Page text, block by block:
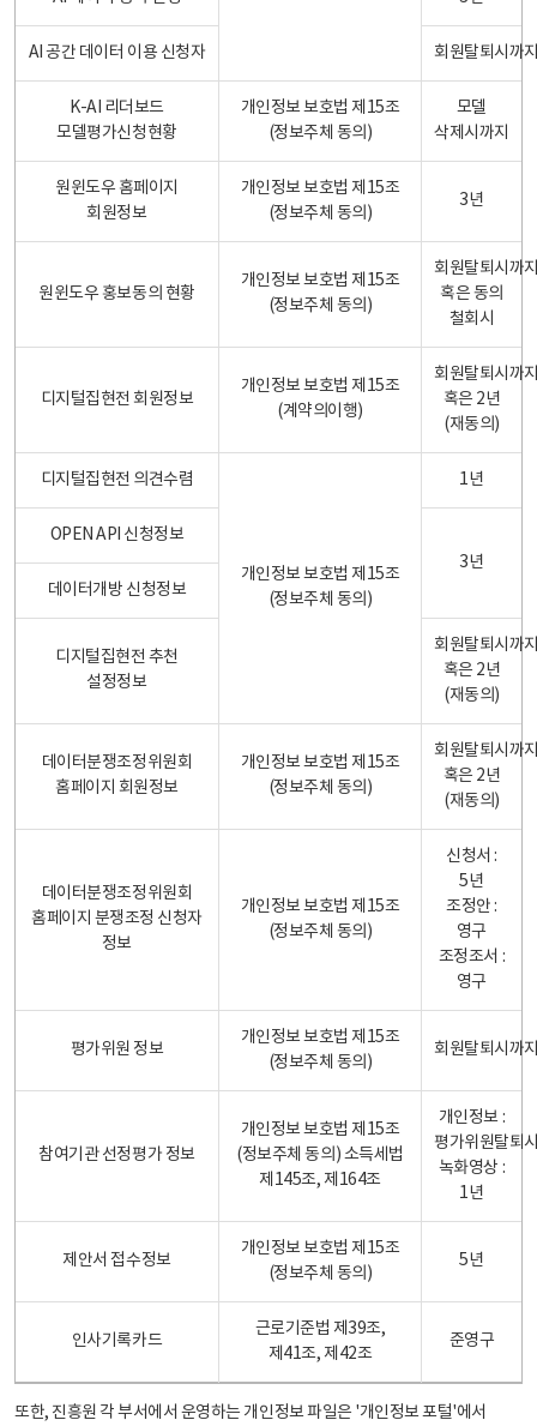
AI 공간 데이터 이용 신청자 회원탈퇴시까
K-AI 리더보드
모델평가신청현황
개인정보 보호법 제15조
(정보주체 동의)
모델
삭제시까지
원윈도우 홈페이지
회원정보
개인정보 보호법 제15조
(정보주체 동의)
3년
원윈도우 홍보동의 현황
개인정보 보호법 제15조
(정보주체 동의)
회원탈퇴시까
혹은 동의
철회시
디지털집현전 회원정보
개인정보 보호법 제15조
(계약의이행)
회원탈퇴시까
혹은 2년
(재동의)
디지털집현전 의견수렴
개인정보 보호법 제15조
(정보주체 동의)
1년
OPEN API 신청정보
3년
데이터개방 신청정보
디지털집현전 추천
설정정보
회원탈퇴시까
혹은 2년
(재동의)
데이터분쟁조정위원회
홈페이지 회원정보
개인정보 보호법 제15조
(정보주체 동의)
회원탈퇴시까
혹은 2년
(재동의)
데이터분쟁조정위원회
홈페이지 분쟁조정 신청자
정보
개인정보 보호법 제15조
(정보주체 동의)
신청서 :
5년
조정안 :
영구
조정조서 :
영구
평가위원 정보
개인정보 보호법 제15조
(정보주체 동의)
회원탈퇴시까
참여기관 선정평가 정보
개인정보 보호법 제15조
(정보주체 동의) 소득세법
제145조, 제164조
개인정보 :
평가위원탈퇴
녹화영상 :
1년
제안서 접수정보
개인정보 보호법 제15조
(정보주체 동의)
5년
인사기록카드
근로기준법 제39조,
제41조, 제42조
준영구
또한, 진흥원 각 부서에서 운영하는 개인정보 파일은 '개인정보 포털'에서